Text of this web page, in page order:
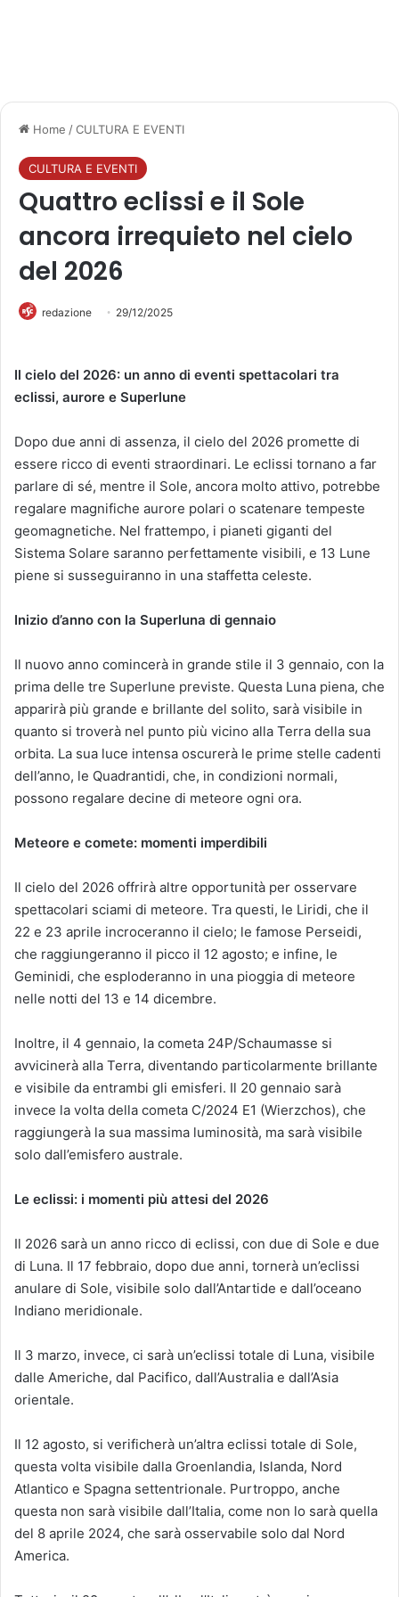
Home /CULTURA E EVENTI
CULTURA E EVENTI
Quattro eclissi e il Sole
ancora irrequieto nel cielo
del 2026
redazione 29/12/2025
Il cielo del 2026: un anno di eventi spettacolari tra
eclissi, aurore e Superlune
Dopo due anni di assenza, il cielo del 2026 promette di
essere ricco di eventi straordinari. Le eclissi tornano a far
parlare di sé, mentre il Sole, ancora molto attivo, potrebbe
regalare magnifiche aurore polari o scatenare tempeste
geomagnetiche. Nel frattempo, i pianeti giganti del
Sistema Solare saranno perfettamente visibili, e 13 Lune
piene si susseguiranno in una staffetta celeste.
Inizio d’anno con la Superluna di gennaio
Il nuovo anno comincerà in grande stile il 3 gennaio, con la
prima delle tre Superlune previste. Questa Luna piena, che
apparirà più grande e brillante del solito, sarà visibile in
quanto si troverà nel punto più vicino alla Terra della sua
orbita. La sua luce intensa oscurerà le prime stelle cadenti
dell’anno, le Quadrantidi, che, in condizioni normali,
possono regalare decine di meteore ogni ora.
Meteore e comete: momenti imperdibili
Il cielo del 2026 offrirà altre opportunità per osservare
spettacolari sciami di meteore. Tra questi, le Liridi, che il
22 e 23 aprile incroceranno il cielo; le famose Perseidi,
che raggiungeranno il picco il 12 agosto; e infine, le
Geminidi, che esploderanno in una pioggia di meteore
nelle notti del 13 e 14 dicembre.
Inoltre, il 4 gennaio, la cometa 24P/Schaumasse si
avvicinerà alla Terra, diventando particolarmente brillante
e visibile da entrambi gli emisferi. Il 20 gennaio sarà
invece la volta della cometa C/2024 E1 (Wierzchos), che
raggiungerà la sua massima luminosità, ma sarà visibile
solo dall’emisfero australe.
Le eclissi: i momenti più attesi del 2026
Il 2026 sarà un anno ricco di eclissi, con due di Sole e due
di Luna. Il 17 febbraio, dopo due anni, tornerà un’eclissi
anulare di Sole, visibile solo dall’Antartide e dall’oceano
Indiano meridionale.
Il 3 marzo, invece, ci sarà un’eclissi totale di Luna, visibile
dalle Americhe, dal Pacifico, dall’Australia e dall’Asia
orientale.
Il 12 agosto, si verificherà un’altra eclissi totale di Sole,
questa volta visibile dalla Groenlandia, Islanda, Nord
Atlantico e Spagna settentrionale. Purtroppo, anche
questa non sarà visibile dall’Italia, come non lo sarà quella
del 8 aprile 2024, che sarà osservabile solo dal Nord
America.